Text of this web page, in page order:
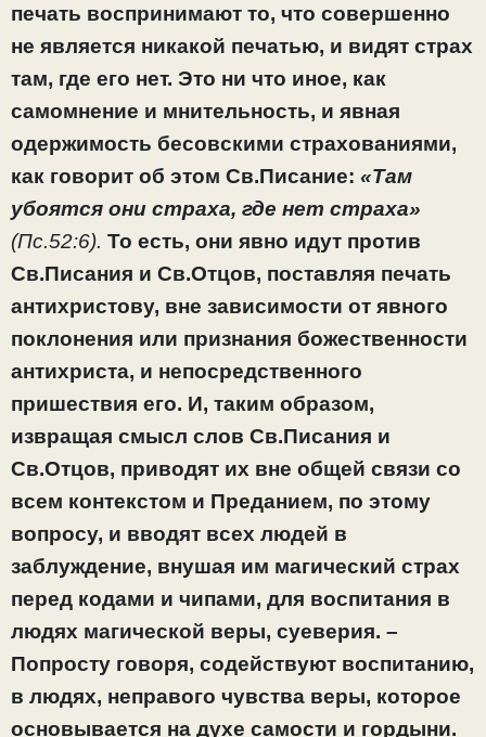
печать воспринимают то, что совершенно
не является никакой печатью, и видят страх
там, где его нет. Это ни что иное, как
самомнение и мнительность, и явная
одержимость бесовскими страхованиями,
как говорит об этом Св.Писание: «Там
убоятся они страха, где нет страха»
(Пс.52:6). То есть, они явно идут против
Св.Писания и Св.Отцов, поставляя печать
антихристову, вне зависимости от явного
поклонения или признания божественности
антихриста, и непосредственного
пришествия его. И, таким образом,
извращая смысл слов Св.Писания и
Св.Отцов, приводят их вне общей связи со
всем контекстом и Преданием, по этому
вопросу, и вводят всех людей в
заблуждение, внушая им магический страх
перед кодами и чипами, для воспитания в
людях магической веры, суеверия. –
Попросту говоря, содействуют воспитанию,
в людях, неправого чувства веры, которое
основывается на духе самости и гордыни.